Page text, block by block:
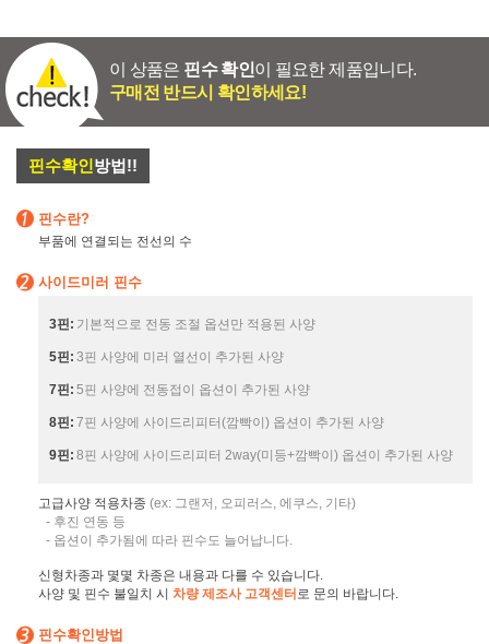
이 상품은 핀수 확인이 필요한 제품입니다.
구매전 반드시 확인하세요!
핀수확인방법!!
핀수란?
부품에 연결되는 전선의 수
사이드미러 핀수
3핀: 기본적으로 전동 조절 옵션만 적용된 사양
5핀: 3핀 사양에 미러 열선이 추가된 사양
7핀: 5핀 사양에 전동접이 옵션이 추가된 사양
8핀: 7핀 사양에 사이드리피터(깜빡이) 옵션이 추가된 사양
9핀: 8핀 사양에 사이드리피터 2way(미등+깜빡이) 옵션이 추가된 사양
고급사양 적용차종 (ex: 그랜저, 오피러스, 에쿠스, 기타)
- 후진 연동 등
- 옵션이 추가됨에 따라 핀수도 늘어납니다.
신형차종과 몇몇 차종은 내용과 다를 수 있습니다.
사양 및 핀수 불일치 시 차량 제조사 고객센터 로 문의 바랍니다.
핀수확인방법